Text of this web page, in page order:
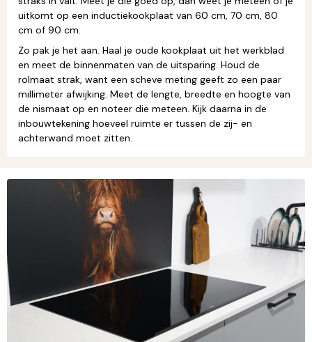
uitkomt op een inductiekookplaat van 60 cm, 70 cm, 80
cm of 90 cm.
Zo pak je het aan. Haal je oude kookplaat uit het werkblad
en meet de binnenmaten van de uitsparing. Houd de
rolmaat strak, want een scheve meting geeft zo een paar
millimeter afwijking. Meet de lengte, breedte en hoogte van
de nismaat op en noteer die meteen. Kijk daarna in de
inbouwtekening hoeveel ruimte er tussen de zij- en
achterwand moet zitten.